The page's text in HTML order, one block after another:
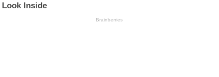
Look Inside
Brainberries